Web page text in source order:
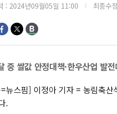
: 2024년09월05일 11:00 최종수
중 쌀값 안정대책·한우산업 발
뉴스핌] 이정아 기자 = 농림축
.